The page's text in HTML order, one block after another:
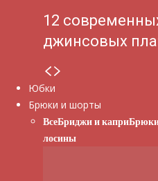
12
джинсовых
Юбки
Брюки и шорты
ВсеБриджи и капри
лосины